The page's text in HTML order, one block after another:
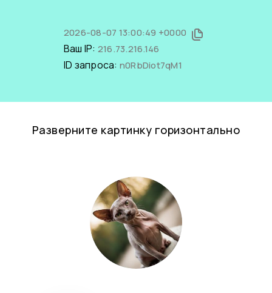
2026-08-07 13:00:49 +0000
Ваш IP: 216.73.216.146
ID запроса: n0RbDiot7qM1
Разверните картинку горизонтально